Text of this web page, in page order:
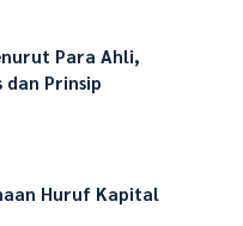
Para Ahli,
dan Prinsip
Huruf Kapital